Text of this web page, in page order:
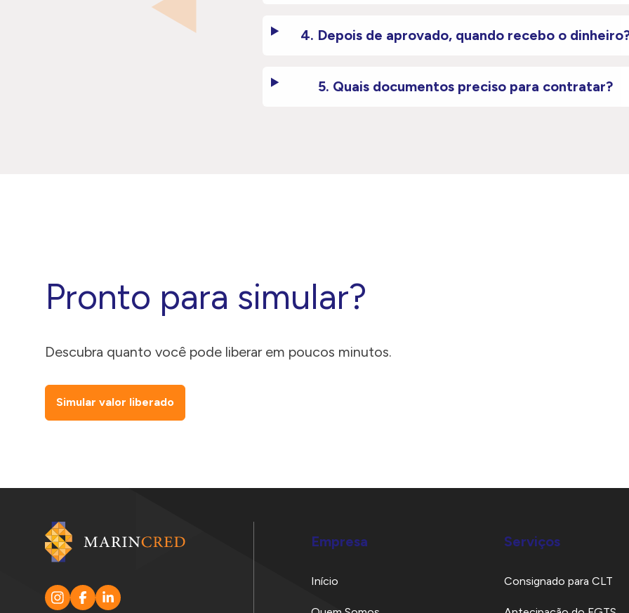
4. Depois de aprovado, quando recebo o
5. Quais documentos preciso para contratar?
Pronto para simular?
Descubra quanto você pode liberar em poucos minutos.
Simular valor liberado
Empresa
Início
Serviços
Consignado para CLT